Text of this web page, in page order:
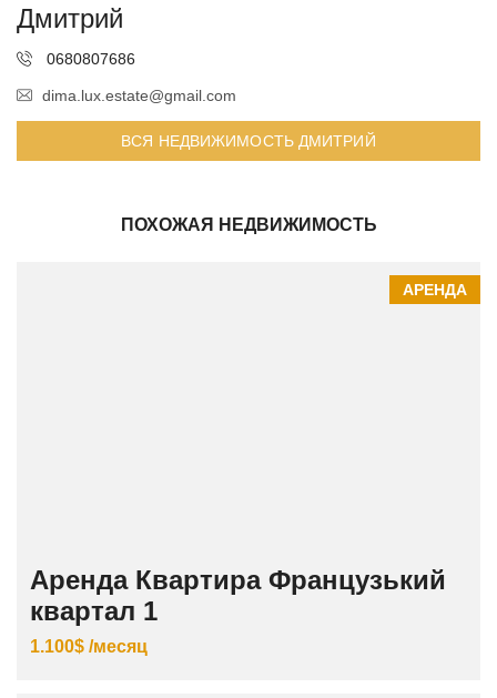
Дмитрий
0680807686
dima.lux.estate@gmail.com
ВСЯ НЕДВИЖИМОСТЬ ДМИТРИЙ
ПОХОЖАЯ НЕДВИЖИМОСТЬ
АРЕНДА
Аренда Квартира Французький
квартал 1
1.100$ /месяц